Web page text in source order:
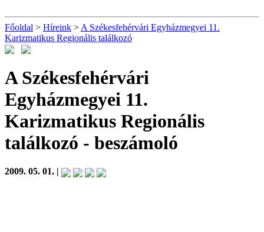
Főoldal > Híreink > A Székesfehérvári Egyházmegyei 11.
Karizmatikus Regionális találkozó
A Székesfehérvári
Egyházmegyei 11.
Karizmatikus Regionális
találkozó - beszámoló
2009. 05. 01. |